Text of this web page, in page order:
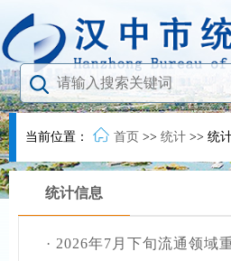
当前位置： 首页 >> 统计 >> 统
统计信息
· 2026年7月下旬流通领域重要生产